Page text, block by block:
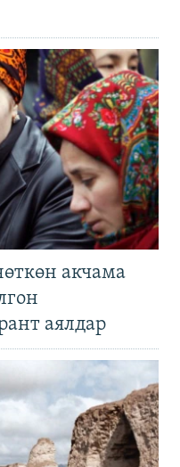
акчама
аялдар